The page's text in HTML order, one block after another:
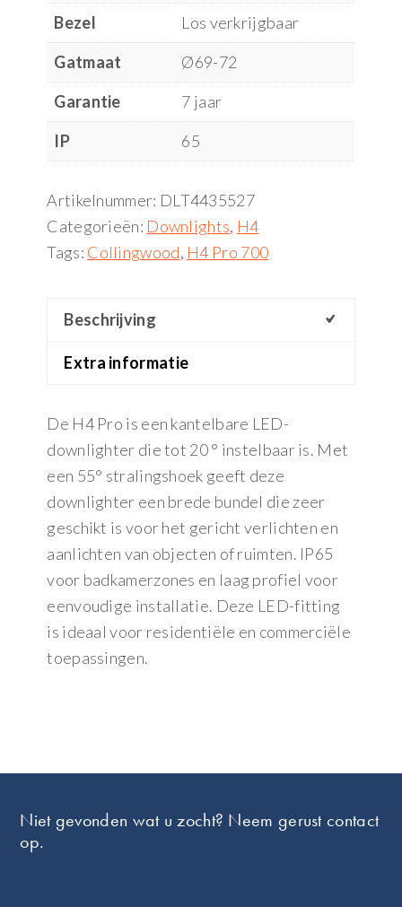
Bezel
Los verkrijgbaar
Gatmaat
Ø69-72
Garantie
7 jaar
IP
65
Artikelnummer: DLT4435527
Categorieën: Downlights, H4
Tags: Collingwood, H4 Pro 700
Beschrijving
Extra informatie
De H4 Pro is een kantelbare LED-
downlighter die tot 20 ° instelbaar is. Met
een 55° stralingshoek geeft deze
downlighter een brede bundel die zeer
geschikt is voor het gericht verlichten en
aanlichten van objecten of ruimten. IP65
voor badkamerzones en laag profiel voor
eenvoudige installatie. Deze LED-fitting
is ideaal voor residentiële en commerciële
toepassingen.
Niet gevonden wat u zocht? Neem gerust contact
op.